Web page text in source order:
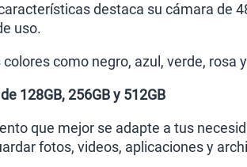
destaca su cámara de
uso.
como negro, azul, verde, rosa
128GB, 256GB y 512GB
que mejor se adapte a tus
fotos, videos, aplicaciones y